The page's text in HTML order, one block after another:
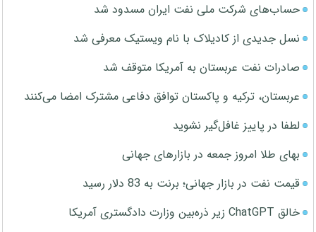
حساب‌های شرکت ملی نفت ایران مسدود شد
نسل جدیدی از کادیلاک با نام ویستیک معرفی شد
صادرات نفت عربستان به آمریکا متوقف شد
عربستان، ترکیه و پاکستان توافق دفاعی مشترک امضا می‌کنند
لطفا در پاییز غافل‌گیر نشوید
بهای طلا امروز جمعه در بازارهای جهانی
قیمت نفت در بازار جهانی؛ برنت به 83 دلار رسید
خالق ChatGPT زیر ذره‌بین وزارت دادگستری آمریکا